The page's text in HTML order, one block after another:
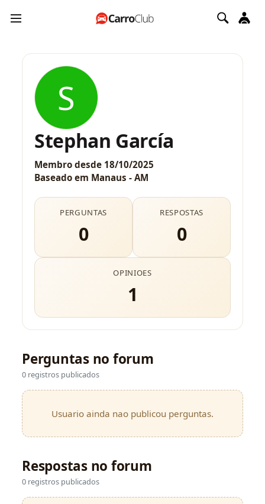
S
Stephan García
Membro desde 18/10/2025
Baseado em Manaus - AM
PERGUNTAS
0
RESPOSTAS
0
OPINIOES
1
Perguntas no forum
0 registros publicados
Usuario ainda nao publicou perguntas.
Respostas no forum
0 registros publicados